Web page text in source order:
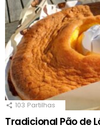
103 Partilhas
Tradicional Pão de